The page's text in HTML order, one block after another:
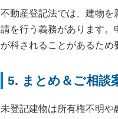
不動産登記法では、建物を
請を行う義務があります。
が科されることがあるため
5. まとめ＆ご相談
未登記建物は所有権不明や